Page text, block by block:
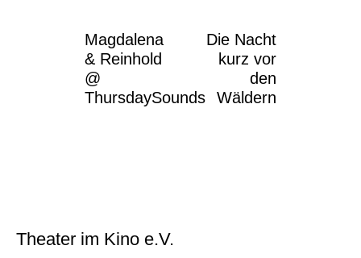
Magdalena
& Reinhold
@
ThursdaySounds
Die Nacht
kurz vor
den
Wäldern
Theater im Kino e.V.